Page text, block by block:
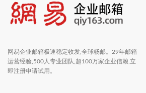
网易企业邮箱极速稳定收发,全球畅邮。29年邮箱
运营经验,500人专业团队,超100万家企业信赖,立
即注册申请试用。